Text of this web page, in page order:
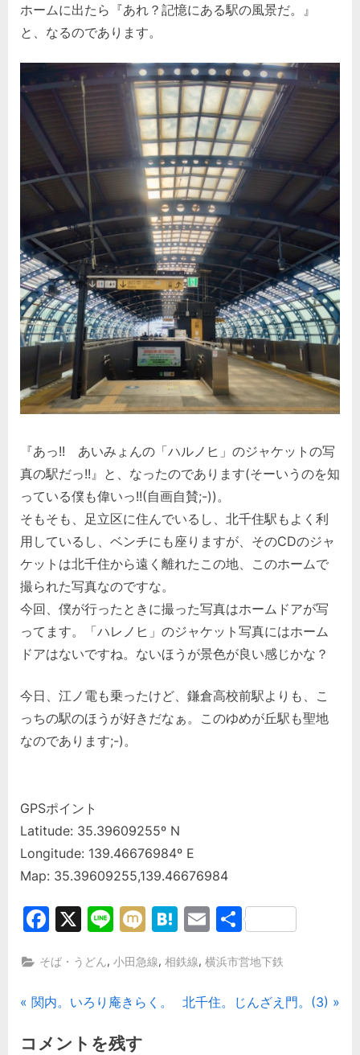
ホームに出たら『あれ？記憶にある駅の風景だ。』
と、なるのであります。
『あっ!! あいみょんの「ハルノヒ」のジャケットの写
真の駅だっ!!』と、なったのであります(そーいうのを知
っている僕も偉いっ!!(自画自賛;-))。
そもそも、足立区に住んでいるし、北千住駅もよく利
用しているし、ベンチにも座りますが、そのCDのジャ
ケットは北千住から遠く離れたこの地、このホームで
撮られた写真なのですな。
今回、僕が行ったときに撮った写真はホームドアが写
ってます。「ハレノヒ」のジャケット写真にはホーム
ドアはないですね。ないほうが景色が良い感じかな？
今日、江ノ電も乗ったけど、鎌倉高校前駅よりも、こ
っちの駅のほうが好きだなぁ。このゆめが丘駅も聖地
なのであります;-)。
GPSポイント
Latitude: 35.39609255º N
Longitude: 139.46676984º E
Map: 35.39609255,139.46676984
Facebook
X LineMixiHatena
Email
共
そば・うどん,小田急線,相鉄線,横浜市営地下鉄
投
稿
P
e
関内。いろり庵きらく。
N
北千住。じんざえ門。(3)
コメントを残す